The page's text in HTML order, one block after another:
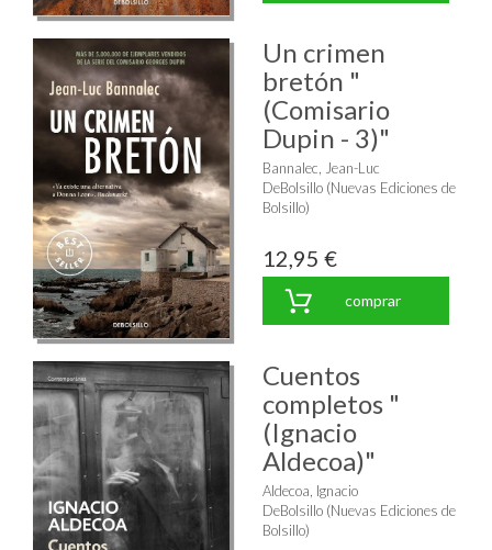
Un crimen
bretón "
(Comisario
Dupin - 3)"
Bannalec, Jean-Luc
DeBolsillo (Nuevas Ediciones de
Bolsillo)
12,95 €
comprar
Cuentos
completos "
(Ignacio
Aldecoa)"
Aldecoa, Ignacio
DeBolsillo (Nuevas Ediciones de
Bolsillo)